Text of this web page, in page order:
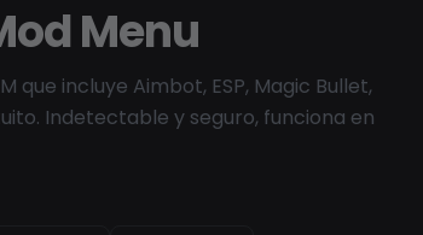
Menu
que incluye Aimbot, ESP, Magic Bullet,
Indetectable y seguro, funciona en